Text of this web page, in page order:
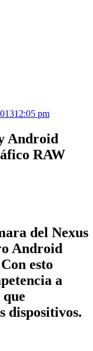
12:05 pm
Android
RAW
del Nexus
Android
esto
a
dispositivos.